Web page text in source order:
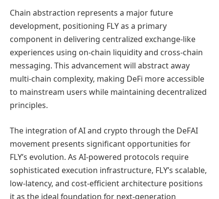
Chain abstraction represents a major future
development, positioning FLY as a primary
component in delivering centralized exchange-like
experiences using on-chain liquidity and cross-chain
messaging. This advancement will abstract away
multi-chain complexity, making DeFi more accessible
to mainstream users while maintaining decentralized
principles.
The integration of AI and crypto through the DeFAI
movement presents significant opportunities for
FLY’s evolution. As AI-powered protocols require
sophisticated execution infrastructure, FLY’s scalable,
low-latency, and cost-efficient architecture positions
it as the ideal foundation for next-generation